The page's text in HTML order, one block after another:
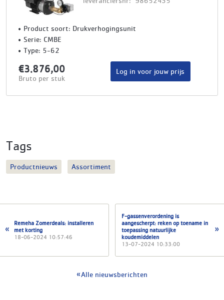
Product soort: Drukverhogingsunit
Serie: CMBE
Type: 5-62
€3.876,00
Bruto per stuk
Log in voor jouw prijs
Tags
Productnieuws Assortiment
Remeha Zomerdeals: installeren
met korting
18-06-2024 10:57:46
F-gassenverordening is
aangescherpt: reken op toename in
toepassing natuurlijke
koudemiddelen
13-07-2024 10:33:00
Alle nieuwsberichten